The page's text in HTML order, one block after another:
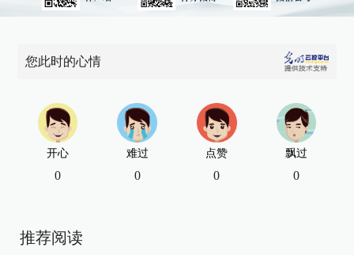
您此时的心情
开心
0
难过
0
点赞
0
飘过
0
推荐阅读